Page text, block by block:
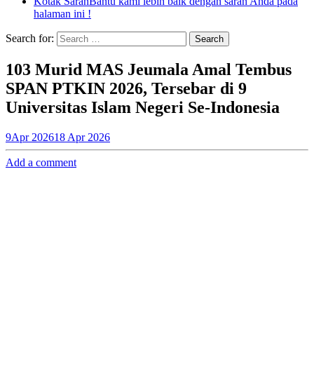
halaman ini !
Search for:
103 Murid MAS Jeumala Amal Tembus
SPAN PTKIN 2026, Tersebar di 9
Universitas Islam Negeri Se-Indonesia
9Apr 202618 Apr 2026
Add a comment